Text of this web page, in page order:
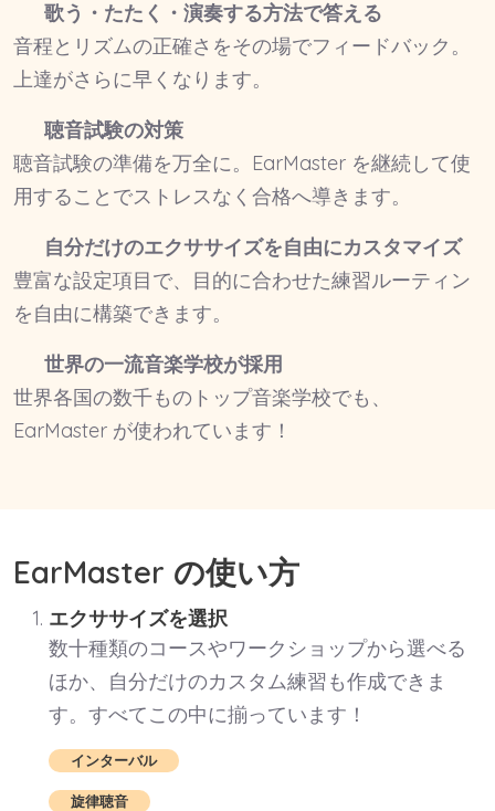
歌う・たたく・演奏する方法で答える
音程とリズムの正確さをその場でフィードバック。
上達がさらに早くなります。
聴音試験の対策
聴音試験の準備を万全に。EarMaster を継続して使
用することでストレスなく合格へ導きます。
自分だけのエクササイズを自由にカスタマイズ
豊富な設定項目で、目的に合わせた練習ルーティン
を自由に構築できます。
世界の一流音楽学校が採用
世界各国の数千ものトップ音楽学校でも、
EarMaster が使われています！
EarMaster の使い方
エクササイズを選択
数十種類のコースやワークショップから選べる
ほか、自分だけのカスタム練習も作成できま
す。すべてこの中に揃っています！
インターバル
旋律聴音